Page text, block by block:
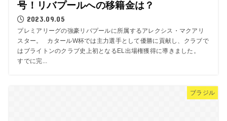
号！リバプールへの移籍金は？
2023.09.05
プレミアリーグの強豪リバプールに所属するアレクシス・マクアリ
スター。 カタールW杯では主力選手として優勝に貢献し、クラブで
はブライトンのクラブ史上初となるEL出場権獲得に導きました。
すでに完...
ブラジル